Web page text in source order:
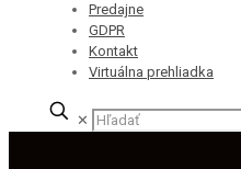
Predajne
GDPR
Kontakt
Virtuálna prehliadka
✕